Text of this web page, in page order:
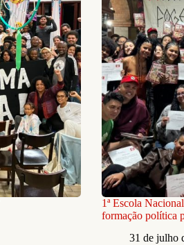
1ª Escola
formação política
31 de julho